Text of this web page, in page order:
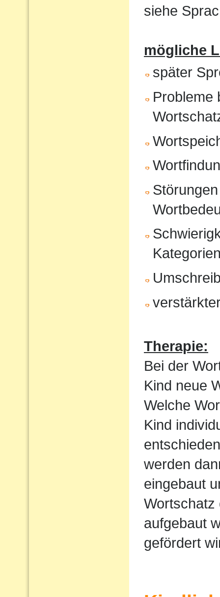
siehe
mögliche
später
Probleme
Therapie:
Bei der
Kind neue
Welche
Kind
werden
eingebaut
Wortschatz
aufgebaut
gefördert